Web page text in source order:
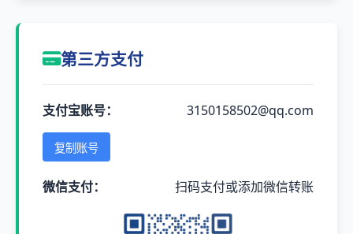
第三方支付
支付宝账号： 3150158502@qq.com
复制账号
微信支付： 扫码支付或添加微信转账